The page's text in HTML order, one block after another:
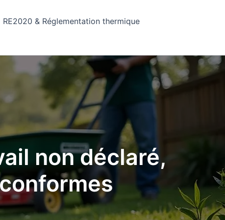
RE2020 & Réglementation thermique
non déclaré,